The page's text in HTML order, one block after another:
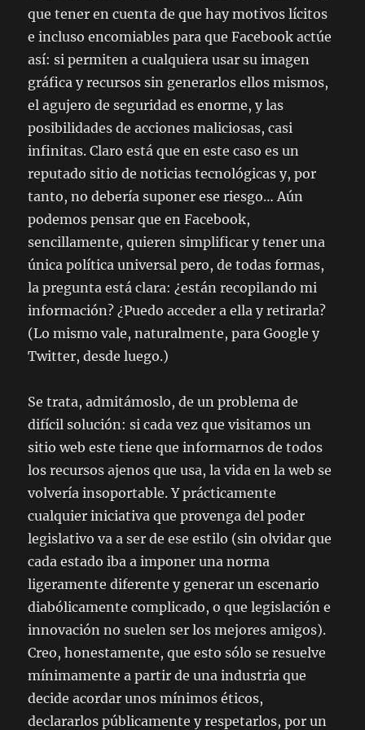
que tener en cuenta de que hay motivos lícitos
e incluso encomiables para que Facebook actúe
así: si permiten a cualquiera usar su imagen
gráfica y recursos sin generarlos ellos mismos,
el agujero de seguridad es enorme, y las
posibilidades de acciones maliciosas, casi
infinitas. Claro está que en este caso es un
reputado sitio de noticias tecnológicas y, por
tanto, no debería suponer ese riesgo… Aún
podemos pensar que en Facebook,
sencillamente, quieren simplificar y tener una
única política universal pero, de todas formas,
la pregunta está clara: ¿están recopilando mi
información? ¿Puedo acceder a ella y retirarla?
(Lo mismo vale, naturalmente, para Google y
Twitter, desde luego.)
Se trata, admitámoslo, de un problema de
difícil solución: si cada vez que visitamos un
sitio web este tiene que informarnos de todos
los recursos ajenos que usa, la vida en la web se
volvería insoportable. Y prácticamente
cualquier iniciativa que provenga del poder
legislativo va a ser de ese estilo (sin olvidar que
cada estado iba a imponer una norma
ligeramente diferente y generar un escenario
diabólicamente complicado, o que legislación e
innovación no suelen ser los mejores amigos).
Creo, honestamente, que esto sólo se resuelve
mínimamente a partir de una industria que
decide acordar unos mínimos éticos,
declararlos públicamente y respetarlos, por un